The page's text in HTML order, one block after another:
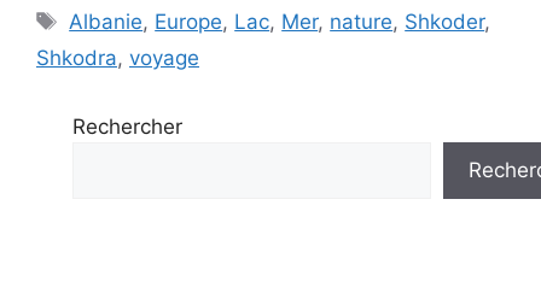
Étiquettes
Albanie, Europe, Lac, Mer, nature, Shkoder,
Shkodra, voyage
Rechercher